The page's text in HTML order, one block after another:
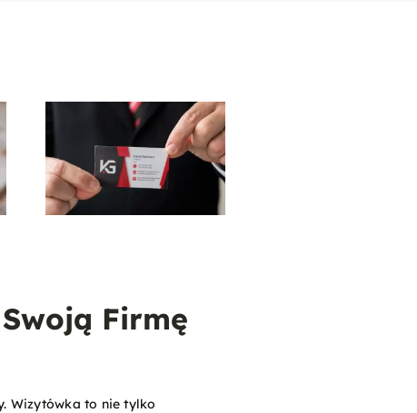
Firmę
Wizytówka to nie tylko